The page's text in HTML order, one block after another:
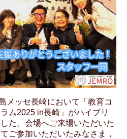
メッセ長崎において「教育コ
ム2025 in長崎」がハイブリ
た。会場へご来場いただいた
ご参加いただいたみなさま，